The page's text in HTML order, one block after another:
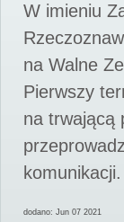
W imieniu
na Walne
Pierwszy
na trwającą
komunikacji.
dodano: Jun 07 2021